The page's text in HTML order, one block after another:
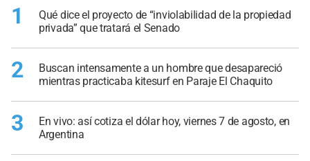
1
Qué dice el proyecto de “inviolabilidad de la propiedad
privada” que tratará el Senado
2
Buscan intensamente a un hombre que desapareció
mientras practicaba kitesurf en Paraje El Chaquito
3
En vivo: así cotiza el dólar hoy, viernes 7 de agosto, en
Argentina